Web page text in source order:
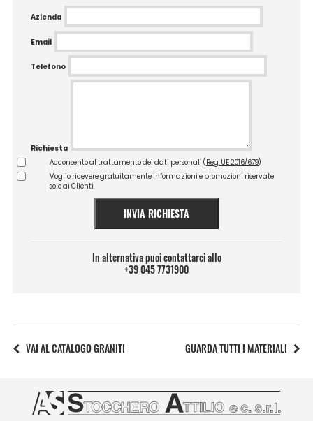
Azienda
Email
Telefono
Richiesta
Acconsento al trattamento dei dati personali ( Reg. UE 2016/679)
Voglio ricevere gratuitamente informazioni e promozioni riservate
solo ai Clienti
INVIA RICHIESTA
In alternativa puoi contattarci allo
+39 045 7731900
VAI AL CATALOGO GRANITI GUARDA TUTTI I MATERIALI